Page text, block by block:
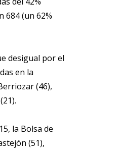
684 (un 62%
desigual por el
en la
(46),
la Bolsa de
(51),